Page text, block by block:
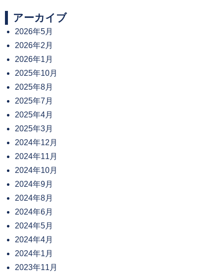
アーカイブ
2026年5月
2026年2月
2026年1月
2025年10月
2025年8月
2025年7月
2025年4月
2025年3月
2024年12月
2024年11月
2024年10月
2024年9月
2024年8月
2024年6月
2024年5月
2024年4月
2024年1月
2023年11月